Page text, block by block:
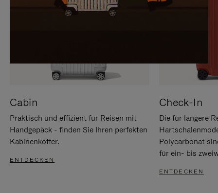
Cabin
Praktisch und effizient für Reisen mit
Handgepäck - finden Sie Ihren perfekten
Kabinenkoffer.
ENTDECKEN
Check-In
Die für längere
Polycarbonat
für ein- bis
ENTDECKEN